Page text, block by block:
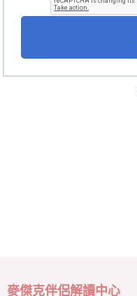
麥傑克伴侶解讀中心